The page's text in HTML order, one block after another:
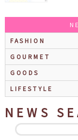
FASHION
GOURMET
GOODS
LIFESTYLE
NEWS